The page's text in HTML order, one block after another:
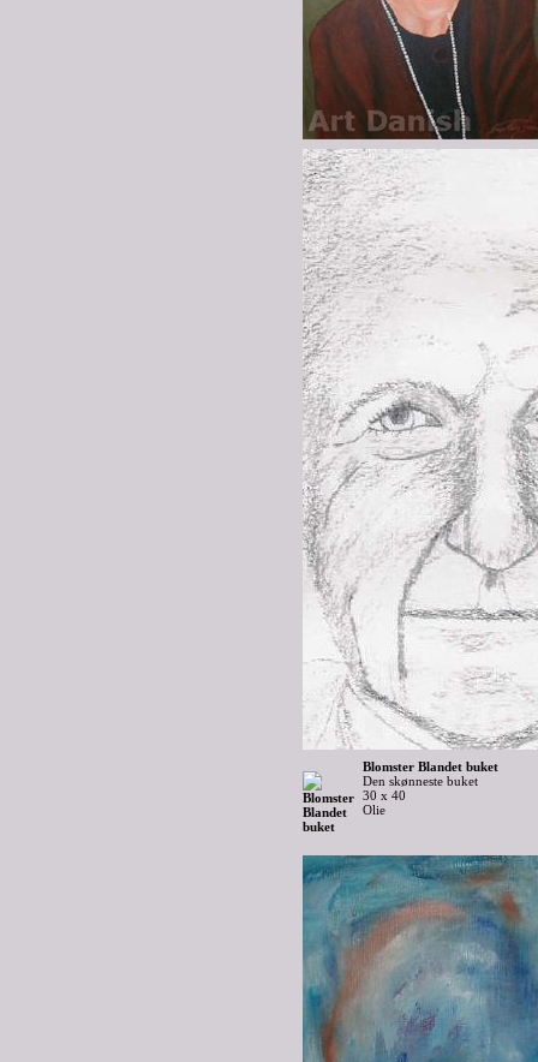
Blomster Blandet buket
Den skønneste buket
30 x 40
Olie